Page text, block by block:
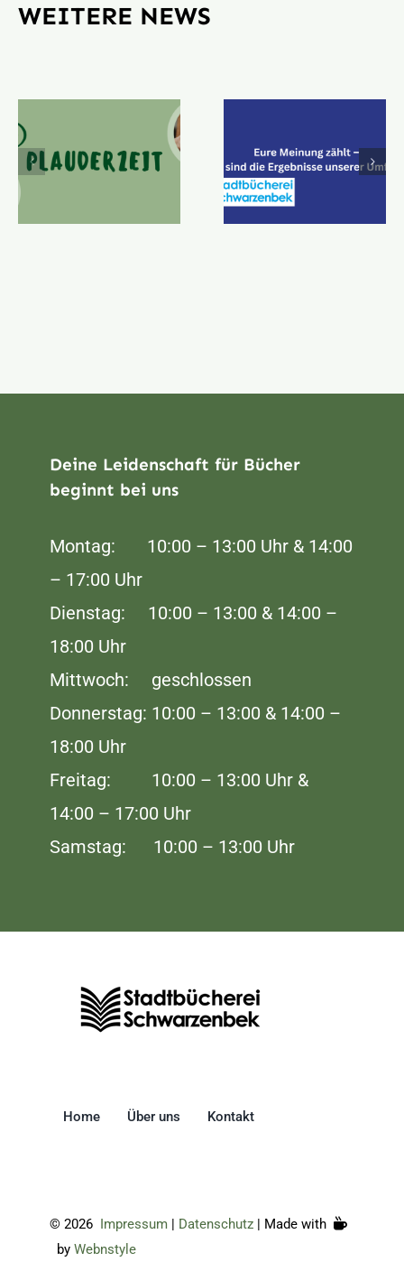
WEITERE NEWS
Deine Leidenschaft für Bücher
beginnt bei uns
Montag: 10:00 – 13:00 Uhr & 14:00
– 17:00 Uhr
Dienstag: 10:00 – 13:00 & 14:00 –
18:00 Uhr
Mittwoch: geschlossen
Donnerstag: 10:00 – 13:00 & 14:00 –
18:00 Uhr
Freitag: 10:00 – 13:00 Uhr &
14:00 – 17:00 Uhr
Samstag: 10:00 – 13:00 Uhr
Home Über uns Kontakt
© 2026 Impressum | Datenschutz | Made with
by Webnstyle